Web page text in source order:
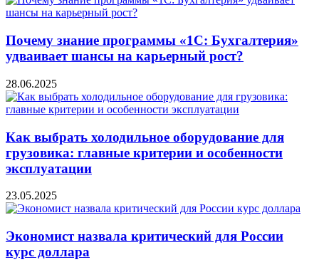
Почему знание программы «1С: Бухгалтерия»
удваивает шансы на карьерный рост?
28.06.2025
Как выбрать холодильное оборудование для
грузовика: главные критерии и особенности
эксплуатации
23.05.2025
Экономист назвала критический для России
курс доллара